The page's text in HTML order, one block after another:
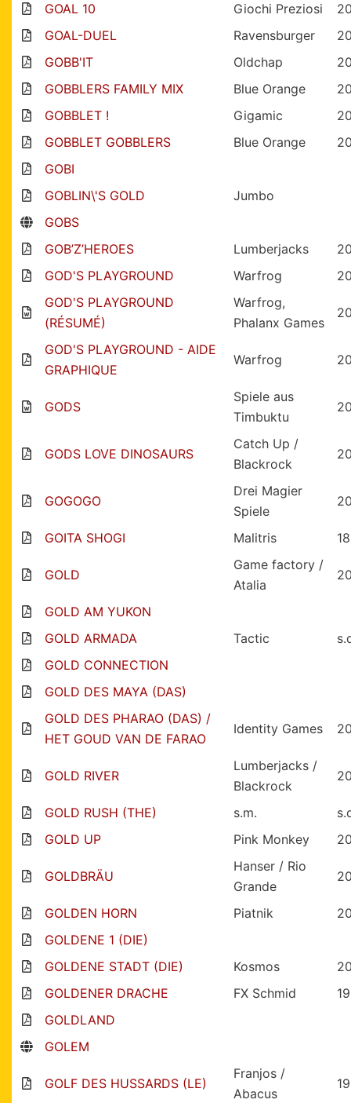
GOAL 10 Giochi Preziosi
GOAL-DUEL
Ravensburger
GOBB'IT
Oldchap
GOBBLERS FAMILY MIX
Blue Orange
GOBBLET !
Gigamic
GOBBLET GOBBLERS
Blue Orange
GOBI
GOBLIN\'S GOLD
Jumbo
GOBS
GOB’Z’HEROES
Lumberjacks
GOD'S PLAYGROUND
Warfrog
GOD'S PLAYGROUND
(RÉSUMÉ)
Warfrog,
Phalanx Games
GOD'S PLAYGROUND - AIDE
GRAPHIQUE
Warfrog
GODS
Spiele aus
Timbuktu
GODS LOVE DINOSAURS
Catch Up /
Blackrock
GOGOGO
Drei Magier
Spiele
GOITA SHOGI Malitris
GOLD
Game factory /
Atalia
GOLD AM YUKON
GOLD ARMADA
Tactic
GOLD CONNECTION
GOLD DES MAYA (DAS)
GOLD DES PHARAO (DAS) /
HET GOUD VAN DE FARAO
Identity Games
GOLD RIVER
Lumberjacks /
Blackrock
GOLD RUSH (THE) s.m.
GOLD UP
Pink Monkey
GOLDBRÄU
Hanser / Rio
Grande
GOLDEN HORN Piatnik
GOLDENE 1 (DIE)
GOLDENE STADT (DIE)
Kosmos
GOLDENER DRACHE
FX Schmid
GOLDLAND
GOLEM
GOLF DES HUSSARDS (LE)
Franjos /
Abacus